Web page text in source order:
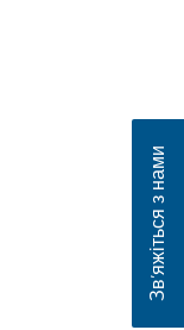
Зв’яжіться з нами